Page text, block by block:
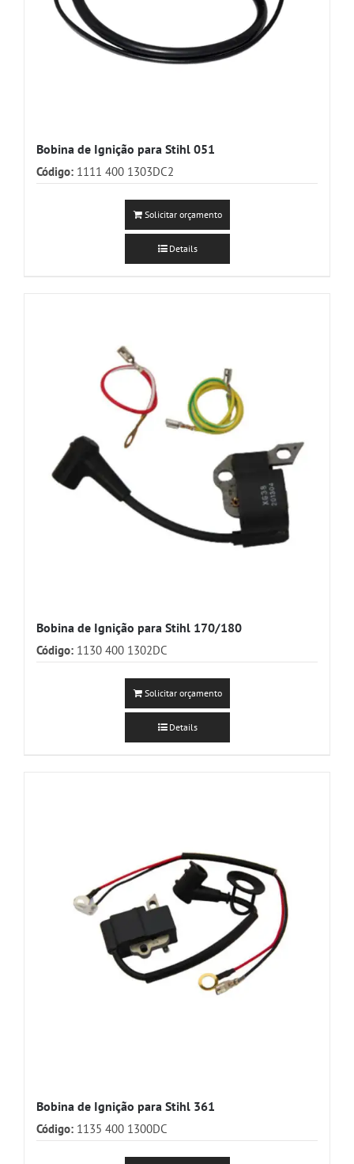
Bobina de Ignição para Stihl 051
Código: 1111 400 1303DC2
Solicitar orçamento
Details
Bobina de Ignição para Stihl 170/180
Código: 1130 400 1302DC
Solicitar orçamento
Details
Bobina de Ignição para Stihl 361
Código: 1135 400 1300DC